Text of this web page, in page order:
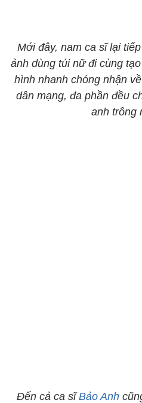
Mới đây, nam ca sĩ lại
ảnh dùng túi nữ đi cùng
hình nhanh chóng nhận
dân mạng, đa phần đều
anh trông
Đến cả ca sĩBảo Anh